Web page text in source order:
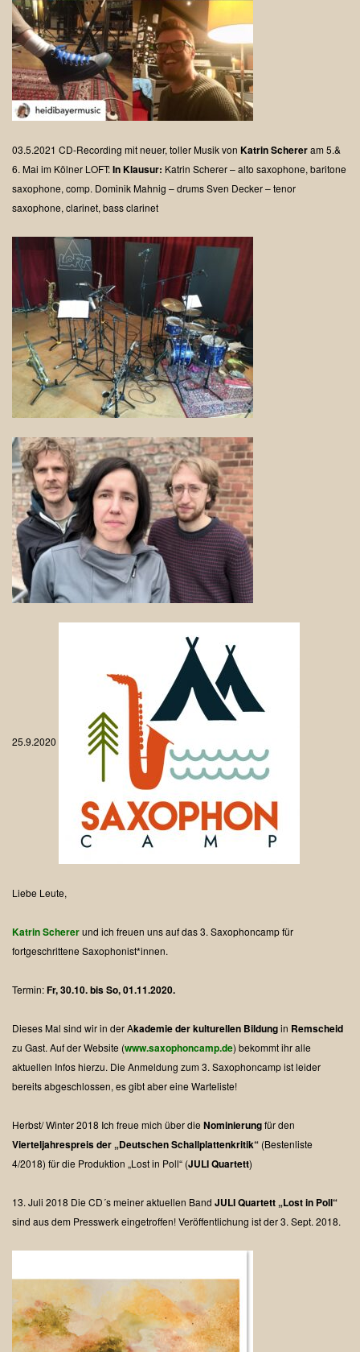
03.5.2021 CD-Recording mit neuer, toller Musik von Katrin Schereram 5.&
6. Mai im Kölner LOFT:In Klausur: Katrin Scherer – alto saxophone, baritone
saxophone, comp. Dominik Mahnig – drumsSven Decker – tenor
saxophone, clarinet, bass clarinet
25.9.2020
Liebe Leute,
Katrin Schererund ich freuen uns auf das 3. Saxophoncamp für
fortgeschrittene Saxophonist*innen.
Termin:Fr, 30.10. bis So, 01.11.2020.
Dieses Mal sind wir in der Akademie der kulturellen Bildungin Remscheid
zu Gast. Auf der Website (www.saxophoncamp.de) bekommt ihr alle
aktuellen Infos hierzu. Die Anmeldung zum 3. Saxophoncamp ist leider
bereits abgeschlossen, es gibt aber eine Warteliste!
Herbst/ Winter 2018 Ich freue mich über die Nominierungfür den
Vierteljahrespreis der „Deutschen Schallplattenkritik“ (Bestenliste
4/2018) für die Produktion „Lost in Poll“ (JULI Quartett)
13. Juli 2018 Die CD´s meiner aktuellen Band JULI Quartett „Lost in Poll“
sind aus dem Presswerk eingetroffen!Veröffentlichung ist der 3. Sept. 2018.